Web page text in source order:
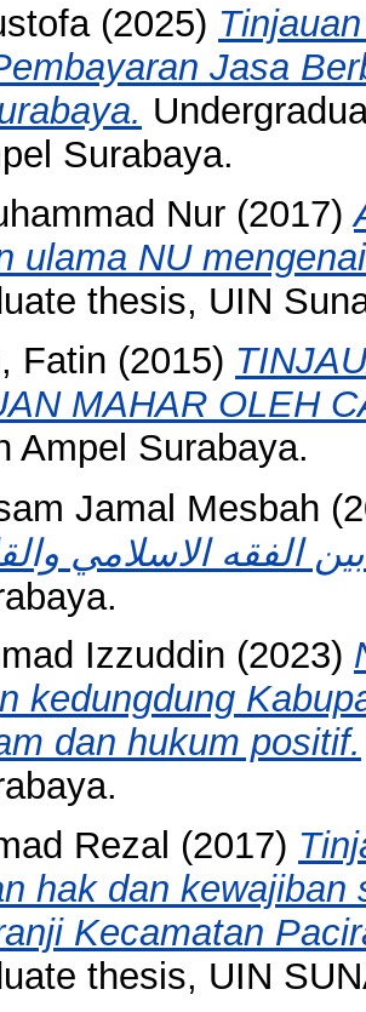
(2025)
Jasa
Surabaya.
Nur (2017)
ulama NU
thesis, UIN
Fatin (2015)
MAHAR OLEH
Ampel Surabaya.
Jamal Mesbah
Izzuddin (2023)
kedungdung
dan hukum positif.
Rezal (2017)
hak dan
Kecamatan
thesis, UIN